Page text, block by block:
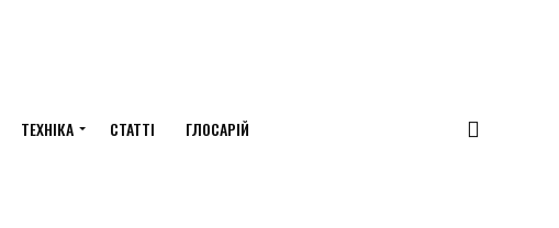
ТЕХНІКА СТАТТІ ГЛОСАРІЙ